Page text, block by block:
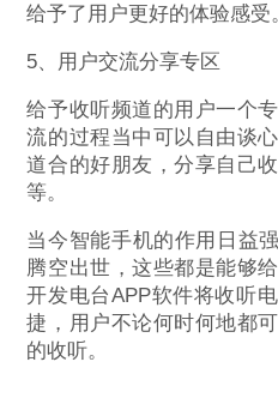
给予了用户更好的体验感受
5、用户交流分享专区
给予收听频道的用户一个
流的过程当中可以自由谈
道合的好朋友，分享自己
等。
当今智能手机的作用日益
腾空出世，这些都是能够
开发电台APP软件将收听
捷，用户不论何时何地都
的收听。